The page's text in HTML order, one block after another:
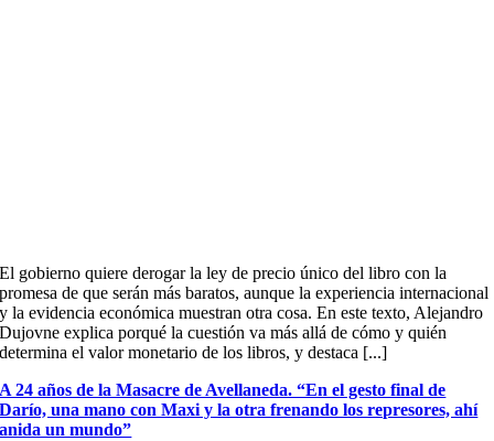
El gobierno quiere derogar la ley de precio único del libro con la
promesa de que serán más baratos, aunque la experiencia internacional
y la evidencia económica muestran otra cosa. En este texto, Alejandro
Dujovne explica porqué la cuestión va más allá de cómo y quién
determina el valor monetario de los libros, y destaca [...]
A 24 años de la Masacre de Avellaneda. “En el gesto final de
Darío, una mano con Maxi y la otra frenando los represores, ahí
anida un mundo”